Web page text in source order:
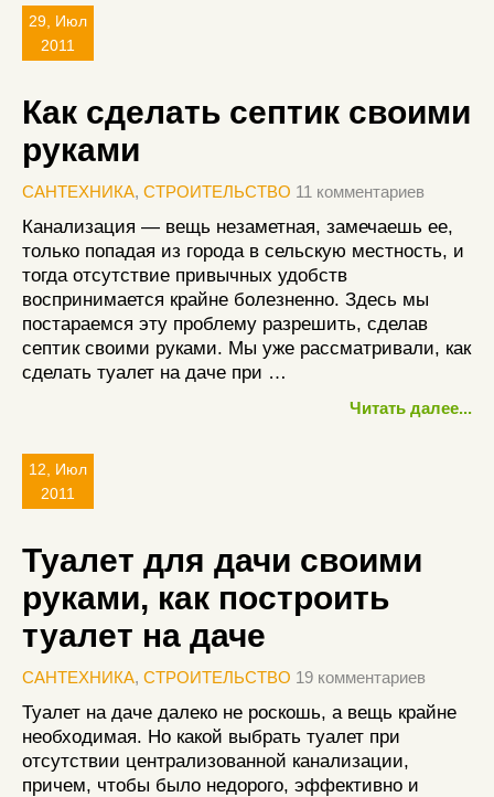
29, Июл
2011
Как сделать септик своими
руками
САНТЕХНИКА, СТРОИТЕЛЬСТВО 11 комментариев
Канализация — вещь незаметная, замечаешь ее,
только попадая из города в сельскую местность, и
тогда отсутствие привычных удобств
воспринимается крайне болезненно. Здесь мы
постараемся эту проблему разрешить, сделав
септик своими руками. Мы уже рассматривали, как
сделать туалет на даче при …
Читать далее...
12, Июл
2011
Туалет для дачи своими
руками, как построить
туалет на даче
САНТЕХНИКА, СТРОИТЕЛЬСТВО 19 комментариев
Туалет на даче далеко не роскошь, а вещь крайне
необходимая. Но какой выбрать туалет при
отсутствии централизованной канализации,
причем, чтобы было недорого, эффективно и